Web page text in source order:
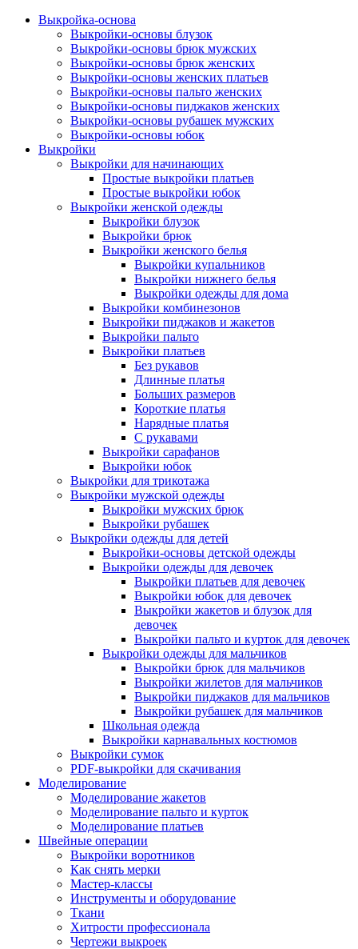
Выкройка-основа
Выкройки-основы блузок
Выкройки-основы брюк мужских
Выкройки-основы брюк женских
Выкройки-основы женских платьев
Выкройки-основы пальто женских
Выкройки-основы пиджаков женских
Выкройки-основы рубашек мужских
Выкройки-основы юбок
Выкройки
Выкройки для начинающих
Простые выкройки платьев
Простые выкройки юбок
Выкройки женской одежды
Выкройки блузок
Выкройки брюк
Выкройки женского белья
Выкройки купальников
Выкройки нижнего белья
Выкройки одежды для дома
Выкройки комбинезонов
Выкройки пиджаков и жакетов
Выкройки пальто
Выкройки платьев
Без рукавов
Длинные платья
Больших размеров
Короткие платья
Нарядные платья
С рукавами
Выкройки сарафанов
Выкройки юбок
Выкройки для трикотажа
Выкройки мужской одежды
Выкройки мужских брюк
Выкройки рубашек
Выкройки одежды для детей
Выкройки-основы детской одежды
Выкройки одежды для девочек
Выкройки платьев для девочек
Выкройки юбок для девочек
Выкройки жакетов и блузок для
девочек
Выкройки пальто и курток для девочек
Выкройки одежды для мальчиков
Выкройки брюк для мальчиков
Выкройки жилетов для мальчиков
Выкройки пиджаков для мальчиков
Выкройки рубашек для мальчиков
Школьная одежда
Выкройки карнавальных костюмов
Выкройки сумок
PDF-выкройки для скачивания
Моделирование
Моделирование жакетов
Моделирование пальто и курток
Моделирование платьев
Швейные операции
Выкройки воротников
Как снять мерки
Мастер-классы
Инструменты и оборудование
Ткани
Хитрости профессионала
Чертежи выкроек